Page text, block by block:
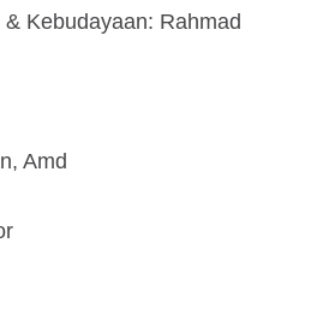
Kebudayaan: Rahmad
Amd